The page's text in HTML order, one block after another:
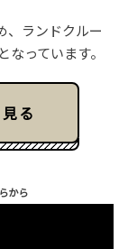
、ランドクルー
っています。
る
から